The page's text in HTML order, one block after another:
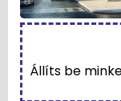
Állíts be